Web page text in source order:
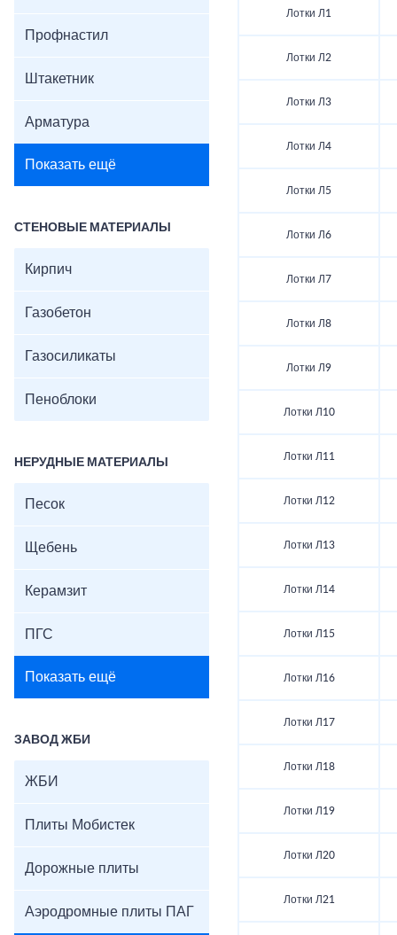
Профнастил
Штакетник
Арматура
Показать ещё
СТЕНОВЫЕ МАТЕРИАЛЫ
Кирпич
Газобетон
Газосиликаты
Пеноблоки
НЕРУДНЫЕ МАТЕРИАЛЫ
Песок
Щебень
Керамзит
ПГС
Показать ещё
ЗАВОД ЖБИ
ЖБИ
Плиты Мобистек
Дорожные плиты
Аэродромные плиты ПАГ
Лотки Л1
Лотки Л2
Лотки Л3
Лотки Л4
Лотки Л5
Лотки Л6
Лотки Л7
Лотки Л8
Лотки Л9
Лотки Л10
Лотки Л11
Лотки Л12
Лотки Л13
Лотки Л14
Лотки Л15
Лотки Л16
Лотки Л17
Лотки Л18
Лотки Л19
Лотки Л20
Лотки Л21